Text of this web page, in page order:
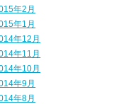
年2月
年1月
年12月
年11月
年10月
年9月
年8月